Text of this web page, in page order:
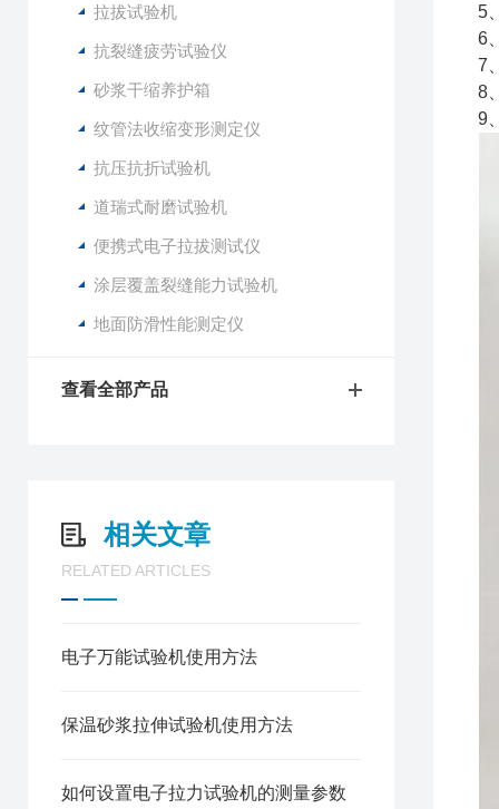
拉拔试验机
抗裂缝疲劳试验仪
砂浆干缩养护箱
纹管法收缩变形测定仪
抗压抗折试验机
道瑞式耐磨试验机
便携式电子拉拔测试仪
涂层覆盖裂缝能力试验机
地面防滑性能测定仪
查看全部产品
相关文章
RELATED ARTICLES
电子万能试验机使用方法
保温砂浆拉伸试验机使用方法
如何设置电子拉力试验机的测量参数
5
6
7
8
9